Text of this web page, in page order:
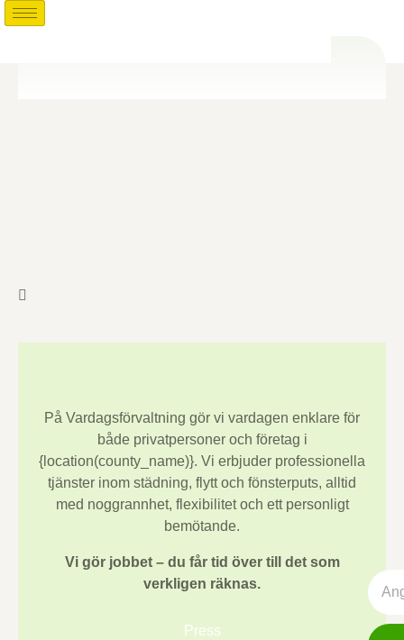
På Vardagsförvaltning gör vi vardagen enklare för
både privatpersoner och företag i
{location(county_name)}. Vi erbjuder professionella
tjänster inom städning, flytt och fönsterputs, alltid
med noggrannhet, flexibilitet och ett personligt
bemötande.
Vi gör jobbet – du får tid över till det som
verkligen räknas.
Press